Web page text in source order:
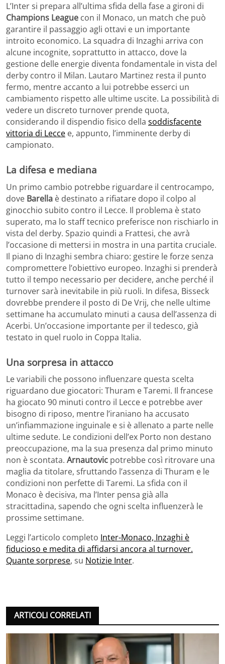
L’Inter si prepara all’ultima sfida della fase a gironi di
Champions League con il Monaco, un match che può
garantire il passaggio agli ottavi e un importante
introito economico. La squadra di Inzaghi arriva con
alcune incognite, soprattutto in attacco, dove la
gestione delle energie diventa fondamentale in vista del
derby contro il Milan. Lautaro Martinez resta il punto
fermo, mentre accanto a lui potrebbe esserci un
cambiamento rispetto alle ultime uscite. La possibilità di
vedere un discreto turnover prende quota,
considerando il dispendio fisico della soddisfacente
vittoria di Lecce e, appunto, l’imminente derby di
campionato.
La difesa e mediana
Un primo cambio potrebbe riguardare il centrocampo,
dove Barella è destinato a rifiatare dopo il colpo al
ginocchio subito contro il Lecce. Il problema è stato
superato, ma lo staff tecnico preferisce non rischiarlo in
vista del derby. Spazio quindi a Frattesi, che avrà
l’occasione di mettersi in mostra in una partita cruciale.
Il piano di Inzaghi sembra chiaro: gestire le forze senza
compromettere l’obiettivo europeo. Inzaghi si prenderà
tutto il tempo necessario per decidere, anche perché il
turnover sarà inevitabile in più ruoli. In difesa, Bisseck
dovrebbe prendere il posto di De Vrij, che nelle ultime
settimane ha accumulato minuti a causa dell’assenza di
Acerbi. Un’occasione importante per il tedesco, già
testato in quel ruolo in Coppa Italia.
Una sorpresa in attacco
Le variabili che possono influenzare questa scelta
riguardano due giocatori: Thuram e Taremi. Il francese
ha giocato 90 minuti contro il Lecce e potrebbe aver
bisogno di riposo, mentre l’iraniano ha accusato
un’infiammazione inguinale e si è allenato a parte nelle
ultime sedute. Le condizioni dell’ex Porto non destano
preoccupazione, ma la sua presenza dal primo minuto
non è scontata. Arnautovic potrebbe così ritrovare una
maglia da titolare, sfruttando l’assenza di Thuram e le
condizioni non perfette di Taremi. La sfida con il
Monaco è decisiva, ma l’Inter pensa già alla
stracittadina, sapendo che ogni scelta influenzerà le
prossime settimane.
Leggi l’articolo completo Inter-Monaco, Inzaghi è
fiducioso e medita di affidarsi ancora al turnover.
Quante sorprese, su Notizie Inter.
ARTICOLI CORRELATI